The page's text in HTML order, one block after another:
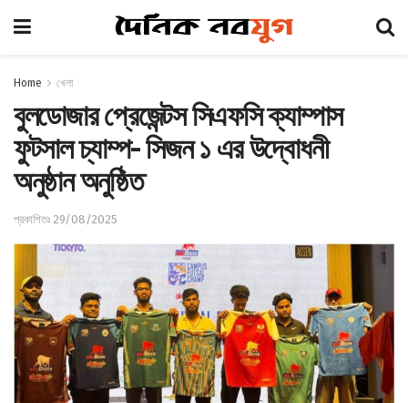
Home খেলা
বুলডোজার প্রেজেন্টস সিএফসি ক্যাম্পাস
ফুটসাল চ্যাম্প- সিজন ১ এর উদ্বোধনী
অনুষ্ঠান অনুষ্ঠিত
প্রকাশিতঃ 29/08/2025